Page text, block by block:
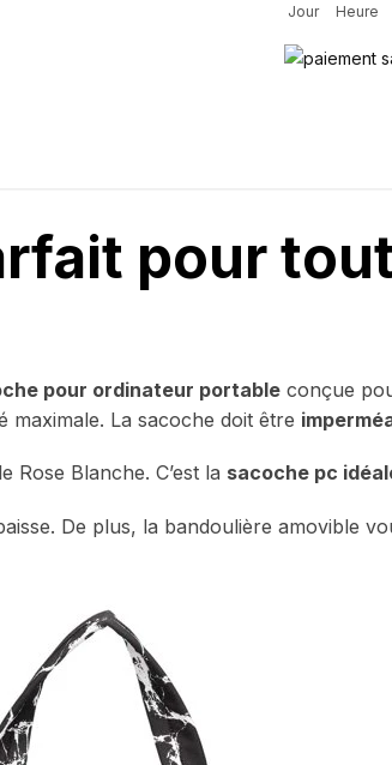
Jour Heure
pour
pour ordinateur portable conçue
La sacoche doit être
Blanche. C’est la sacoche pc
De plus, la bandoulière amovible